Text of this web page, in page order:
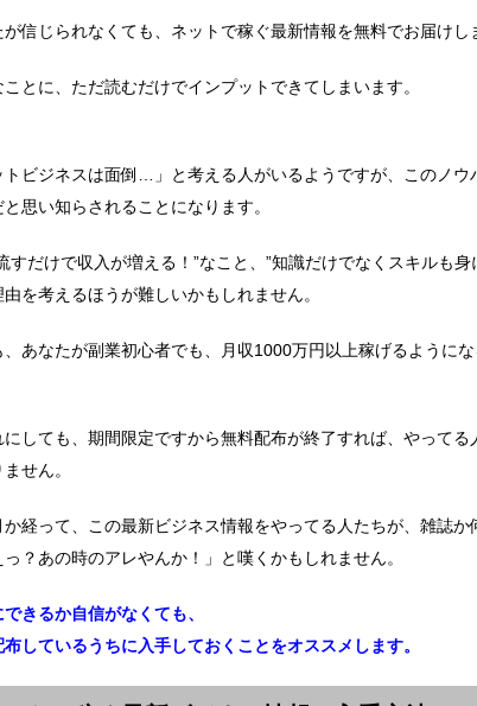
が信じられなくても、ネットで稼ぐ最新情報を無料でお届けし
とに、ただ読むだけでインプットできてしまいます。
トビジネスは面倒…」と考える人がいるようですが、このノ
思い知らされることになります。
すだけで収入が増える！”なこと、”知識だけでなくスキルも
由を考えるほうが難しいかもしれません。
、あなたが副業初心者でも、月収1000万円以上稼げるように
にしても、期間限定ですから無料配布が終了すれば、やって
せん。
か経って、この最新ビジネス情報をやってる人たちが、雑誌
？あの時のアレやんか！」と嘆くかもしれません。
できるか自信がなくても、
しているうちに入手しておくことをオススメします。